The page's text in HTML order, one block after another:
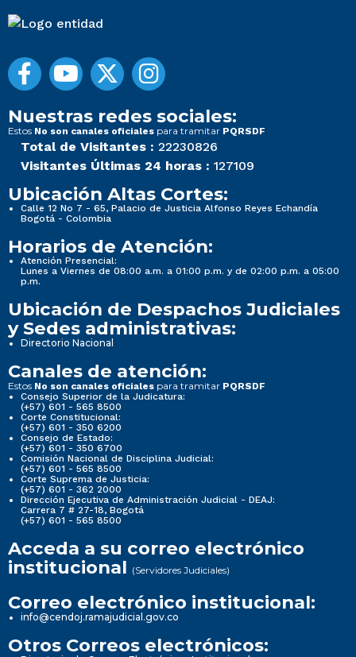
Nuestras redes sociales:
Estos No son canales oficiales para tramitar PQRSDF
Total de Visitantes : 22230826
Visitantes Últimas 24 horas : 127109
Ubicación Altas Cortes:
Calle 12 No 7 - 65, Palacio de Justicia Alfonso Reyes Echandía
Bogotá - Colombia
Horarios de Atención:
Atención Presencial:
Lunes a Viernes de 08:00 a.m. a 01:00 p.m. y de 02:00 p.m. a 05:00
p.m.
Ubicación de Despachos Judiciales
y Sedes administrativas:
Directorio Nacional
Canales de atención:
Estos No son canales oficiales para tramitar PQRSDF
Consejo Superior de la Judicatura:
(+57) 601 - 565 8500
Corte Constitucional:
(+57) 601 - 350 6200
Consejo de Estado:
(+57) 601 - 350 6700
Comisión Nacional de Disciplina Judicial:
(+57) 601 - 565 8500
Corte Suprema de Justicia:
(+57) 601 - 362 2000
Dirección Ejecutiva de Administración Judicial - DEAJ:
Carrera 7 # 27-18, Bogotá
(+57) 601 - 565 8500
Acceda a su correo electrónico
institucional (Servidores Judiciales)
Correo electrónico institucional:
info@cendoj.ramajudicial.gov.co
Otros Correos electrónicos: